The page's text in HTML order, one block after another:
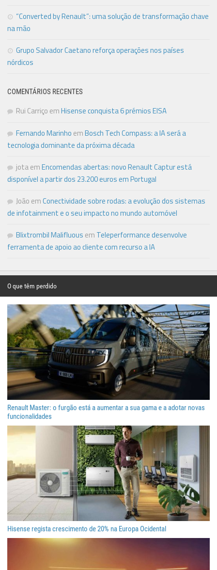
“Converted by Renault”: uma solução de transformação chave
na mão
Grupo Salvador Caetano reforça operações nos países
nórdicos
COMENTÁRIOS RECENTES
Rui Carriço emHisense conquista 6 prémios EISA
Fernando Marinho emBosch Tech Compass: a IA será a
tecnologia dominante da próxima década
jotaemEncomendas abertas: novo Renault Captur está
disponível a partir dos 23.200 euros em Portugal
João emConectividade sobre rodas: a evolução dos sistemas
de infotainment e o seu impacto no mundo automóvel
Blixtrombil Malifluous em Teleperformance desenvolve
ferramenta de apoio ao cliente com recurso a IA
O que têm perdido
Renault Master: o furgão está a aumentar a sua gama e a adotar novas
funcionalidades
Hisense regista crescimento de 20% na Europa Ocidental